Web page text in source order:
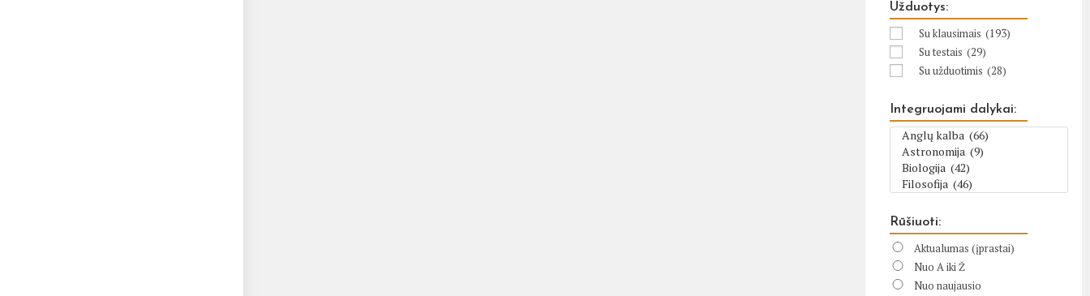
Užduotys:
Su klausimais (193)
Su testais (29)
Su užduotimis (28)
Integruojami dalykai:
Rūšiuoti:
Aktualumas (įprastai)
Nuo A iki Ž
Nuo naujausio